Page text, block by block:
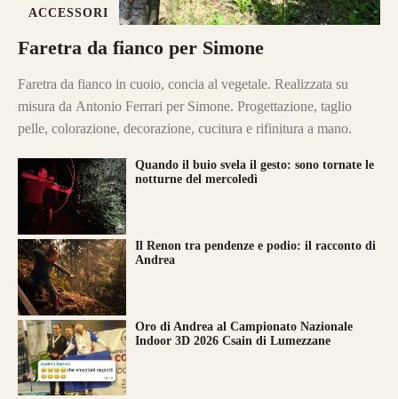
ACCESSORI
Faretra da fianco per Simone
Faretra da fianco in cuoio, concia al vegetale. Realizzata su
misura da Antonio Ferrari per Simone. Progettazione, taglio
pelle, colorazione, decorazione, cucitura e rifinitura a mano.
Quando il buio svela il gesto: sono tornate le
notturne del mercoledì
Il Renon tra pendenze e podio: il racconto di
Andrea
Oro di Andrea al Campionato Nazionale
Indoor 3D 2026 Csain di Lumezzane